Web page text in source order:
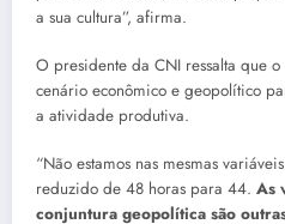
a sua cultura”, afirma.
O presidente da CNI ressalta que
cenário econômico e geopolítico
a atividade produtiva.
“Não estamos nas mesmas
reduzido de 48 horas para 44. As
conjuntura geopolítica são